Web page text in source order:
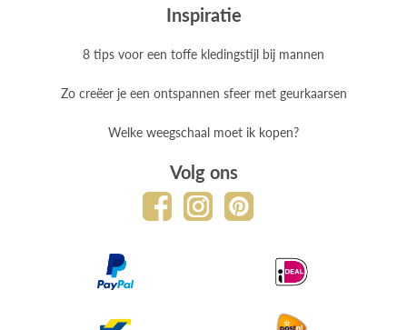
Inspiratie
8 tips voor een toffe kledingstijl bij mannen
Zo creëer je een ontspannen sfeer met geurkaarsen
Welke weegschaal moet ik kopen?
Volg ons